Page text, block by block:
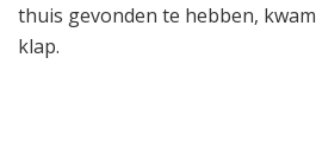
thuis gevonden te hebben,
klap.